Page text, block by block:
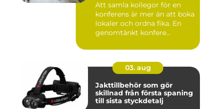
Att samla kollegor för en
konferens är mer än att boka
lokaler och ordna fika. En
genomtänkt konfere...
03. aug
Jakttillbehör som gör
skillnad från första spaning
till sista styckdetalj